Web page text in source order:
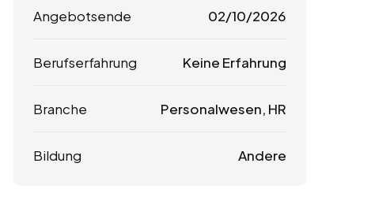
Angebotsende 02/10/2026
Berufserfahrung Keine Erfahrung
Branche Personalwesen, HR
Bildung Andere